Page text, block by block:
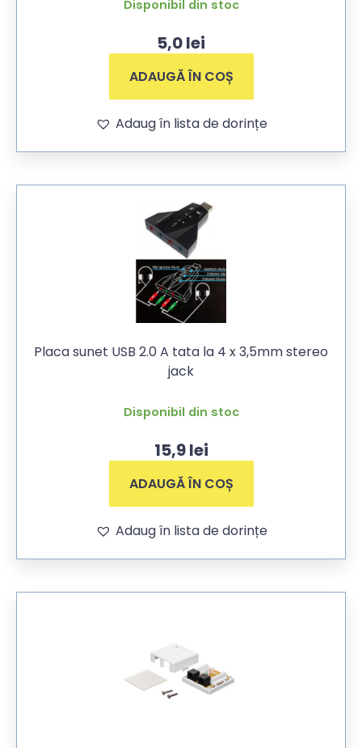
Disponibil din stoc
5,0lei
ADAUGĂ ÎN COȘ
Adaug în lista de dorințe
Placa sunet USB 2.0 A tata la 4 x 3,5mm stereo
jack
Disponibil din stoc
15,9lei
ADAUGĂ ÎN COȘ
Adaug în lista de dorințe